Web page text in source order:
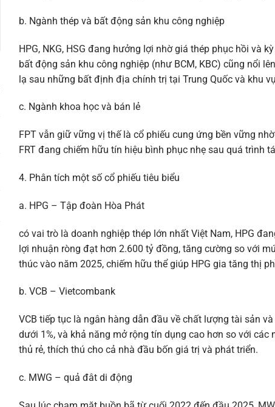
b. Ngành thép và bất động sản khu công nghiệp
HPG, NKG, HSG đang hưởng lợi nhờ giá thép phục hồi và
bất động sản khu công nghiệp (như BCM, KBC) cũng nổi
lạ sau những bất định địa chính trị tại Trung Quốc và khu
c. Ngành khoa học và bán lẻ
FPT vẫn giữ vững vị thế là cổ phiếu cung ứng bền vững
FRT đang chiếm hữu tín hiệu bình phục nhẹ sau quá trình
4. Phân tích một số cổ phiếu tiêu biểu
a. HPG – Tập đoàn Hòa Phát
có vai trò là doanh nghiệp thép lớn nhất Việt Nam, HPG
lợi nhuận ròng đạt hơn 2.600 tỷ đồng, tăng cường so với
thúc vào năm 2025, chiếm hữu thể giúp HPG gia tăng thị
b. VCB – Vietcombank
VCB tiếp tục là ngân hàng dẫn đầu về chất lượng tài sản
dưới 1%, và khả năng mở rộng tín dụng cao hơn so với
thủ rẻ, thích thú cho cả nhà đầu bốn giá trị và phát triển.
c. MWG – quả đât di động